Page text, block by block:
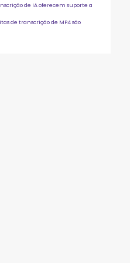
de IA oferecem suporte a
de transcrição de MP4 são